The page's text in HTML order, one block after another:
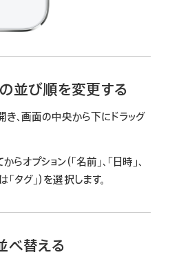
並び順を変更する
、画面の中央から下にドラッグ
らオプション（「名前」、「日時」、
「タグ」）を選択します。
べ替える